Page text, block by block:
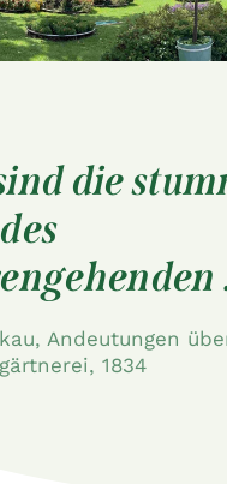
die
Andeutungen
1834